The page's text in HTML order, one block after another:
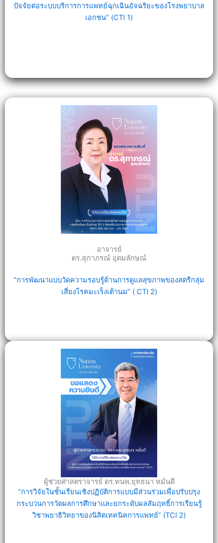
ปัจจัยต่อระบบบริการการแพทย์ฉุกเฉินอัจฉริยะของโรงพยาบาล
เอกชน” (CTI 1)
อาจารย์
ดร.สุภาภรณ์ อุดมลักษณ์
“การพัฒนาแบบวัดความรอบรู้ด้านการดูแลสุขภาพของสตรีกลุ่ม
เสี่ยงโรคมะเร็งเต้านม” ( CTI 2)
ผู้ช่วยศาสตราจารย์ ดร.ทนพ.ยุทธนา หมั่นดี
“การวิจัยในชั้นเรียนเชิงปฏิบัติการแบบมีส่วนร่วมเพื่อปรับปรุง
กระบวนการวัดผลการศึกษาและยกระดับผลสัมฤทธิ์การเรียนรู้
วิชาพยาธิวิทยาของนิสิตเทคนิคการแพทย์” (TCI 2)